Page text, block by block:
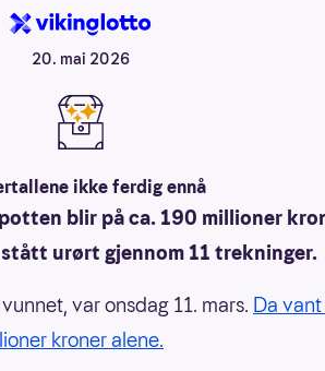
20. mai 2026
ikke ferdig ennå
blir på ca. 190 millioner
urørt gjennom 11 trekninger.
var onsdag 11. mars. Da
kroner alene.